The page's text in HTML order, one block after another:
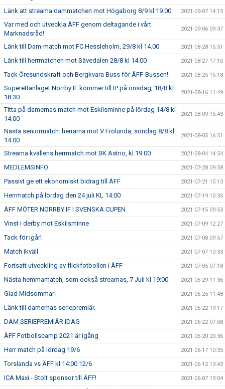
Länk att streama dammatchen mot Högaborg 8/9 kl 19.00 2021-09-07 14:15
Var med och utveckla ÄFF genom deltagande i vårt
Marknadsråd!
2021-09-06 09:37
Länk till Dam-match mot FC Hessleholm, 29/8 kl 14.00 2021-08-28 15:51
Länk till herrmatchen mot Sävedalen 28/8 kl 14.00 2021-08-27 17:10
Tack Öresundskraft och Bergkvara Buss för ÄFF-Bussen! 2021-08-25 15:18
Superettanlaget Norrby IF kommer till IP på onsdag, 18/8 kl
18:30
2021-08-16 11:49
Titta på damernas match mot Eskilsminne på lördag 14/8 kl
14.00
2021-08-09 15:43
Nästa seniormatch: herrarna mot V Frölunda, söndag 8/8 kl
14.00
2021-08-05 16:51
Streama kvällens herrmatch mot BK Astrio, kl 19:00 2021-08-04 14:54
MEDLEMSINFO 2021-07-28 09:58
Passivt ge ett ekonomiskt bidrag till ÄFF 2021-07-21 15:13
Herrmatch på lördag den 24 juli KL 14:00 2021-07-19 10:35
ÄFF MÖTER NORRBY IF I SVENSKA CUPEN 2021-07-15 09:53
Vinst i derby mot Eskilsminne 2021-07-09 12:27
Tack för igår! 2021-07-08 09:57
Match ikväll 2021-07-07 10:33
Fortsatt utveckling av flickfotbollen i ÄFF 2021-07-05 07:18
Nästa hemmamatch, som också streamas, 7 Juli kl 19:00 2021-06-29 11:36
Glad Midsommar! 2021-06-25 11:48
Länk till damernas seriepremiär. 2021-06-22 19:17
DAM SERIEPREMIÄR IDAG 2021-06-22 07:08
ÄFF Fotbollscamp 2021 är igång 2021-06-20 20:36
Herr match på lördag 19/6 2021-06-17 10:35
Torslanda vs ÄFF kl 14:00 12/6 2021-06-12 13:43
ICA Maxi - Stolt sponsor till ÄFF! 2021-06-07 19:04